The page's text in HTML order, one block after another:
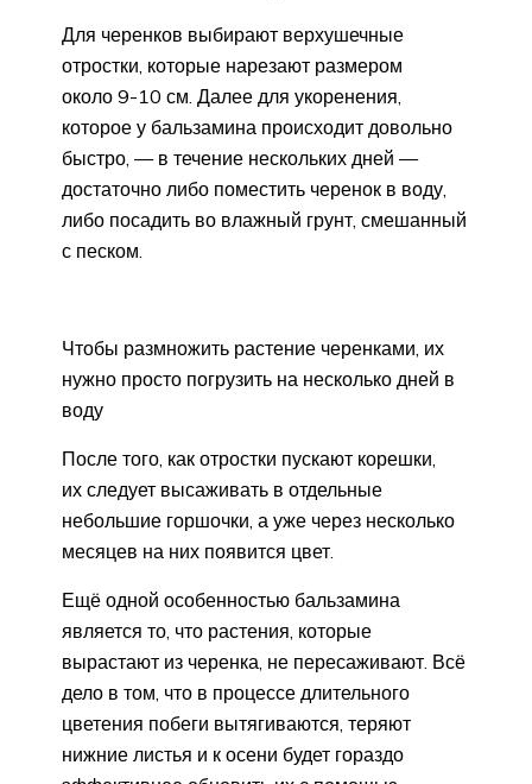
Для черенков выбирают верхушечные
отростки, которые нарезают размером
около 9-10 см. Далее для укоренения,
которое у бальзамина происходит довольно
быстро, — в течение нескольких дней —
достаточно либо поместить черенок в воду,
либо посадить во влажный грунт, смешанный
с песком.
Чтобы размножить растение черенками, их
нужно просто погрузить на несколько дней в
воду
После того, как отростки пускают корешки,
их следует высаживать в отдельные
небольшие горшочки, а уже через несколько
месяцев на них появится цвет.
Ещё одной особенностью бальзамина
является то, что растения, которые
вырастают из черенка, не пересаживают. Всё
дело в том, что в процессе длительного
цветения побеги вытягиваются, теряют
нижние листья и к осени будет гораздо